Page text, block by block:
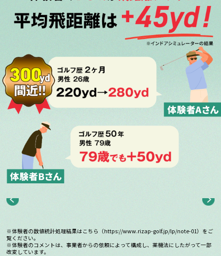
※体験者の数値統計処理結果はこちら（https://www.rizap-golf.jp/lp/note-01）をご
覧ください。
※体験者のコメントは、事業者からの依頼によって構成し、薬機法にしたがって一部
改変しています。